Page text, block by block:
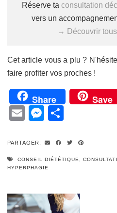
Réserve ta consultation
vers un
→ Découvrir
Cet article vous a plu ?
faire profiter vos proches !
Share Save
EmailMessenger
PARTAGER:
CONSEIL DIÉTÉTIQUE
HYPERPHAGIE